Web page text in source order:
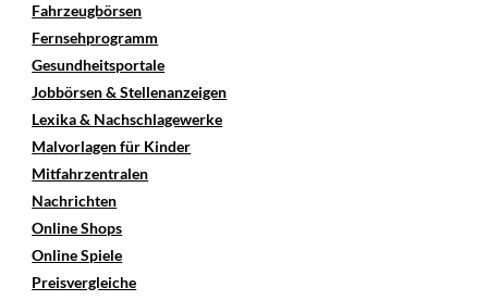
Fahrzeugbörsen
Fernsehprogramm
Gesundheitsportale
Jobbörsen & Stellenanzeigen
Lexika & Nachschlagewerke
Malvorlagen für Kinder
Mitfahrzentralen
Nachrichten
Online Shops
Online Spiele
Preisvergleiche